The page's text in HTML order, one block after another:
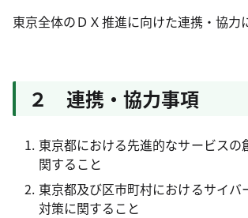
東京全体のＤＸ推進に向けた連携・協力
２ 連携・協力事項
東京都における先進的なサービスの
関すること
東京都及び区市町村におけるサイバ
対策に関すること